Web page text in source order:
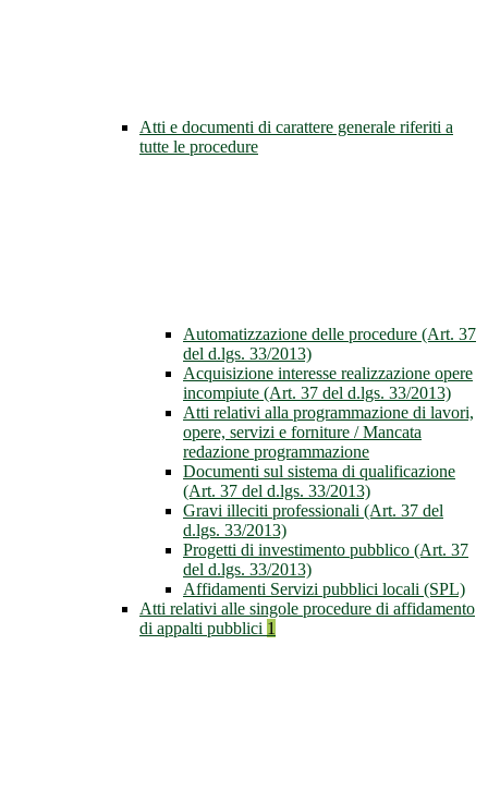
Atti e documenti di carattere generale riferiti a
tutte le procedure
Automatizzazione delle procedure (Art. 37
del d.lgs. 33/2013)
Acquisizione interesse realizzazione opere
incompiute (Art. 37 del d.lgs. 33/2013)
Atti relativi alla programmazione di lavori,
opere, servizi e forniture / Mancata
redazione programmazione
Documenti sul sistema di qualificazione
(Art. 37 del d.lgs. 33/2013)
Gravi illeciti professionali (Art. 37 del
d.lgs. 33/2013)
Progetti di investimento pubblico (Art. 37
del d.lgs. 33/2013)
Affidamenti Servizi pubblici locali (SPL)
Atti relativi alle singole procedure di affidamento
di appalti pubblici 1